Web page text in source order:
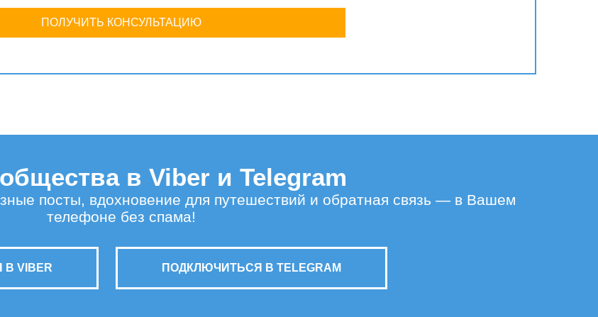
ПОЛУЧИТЬ КОНСУЛЬТАЦИЮ
в Viber и Telegram
посты, вдохновение для путешествий и обратная связь — в Вашем
телефоне без спама!
VIBER ПОДКЛЮЧИТЬСЯ В TELEGRAM